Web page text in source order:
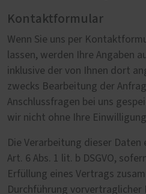
Kontaktformular
Wenn Sie uns per
lassen, werden Ihre Angaben
inklusive der von Ihnen dort
zwecks Bearbeitung der
Anschlussfragen bei uns
wir nicht ohne Ihre
Die Verarbeitung dieser
Art. 6 Abs. 1 lit. b DSGVO,
Erfüllung eines Vertrags
Durchführung